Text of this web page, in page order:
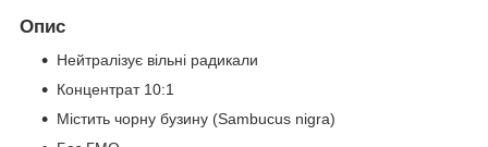
Опис
Нейтралізує вільні радикали
Концентрат 10:1
Містить чорну бузину (Sambucus nigra)